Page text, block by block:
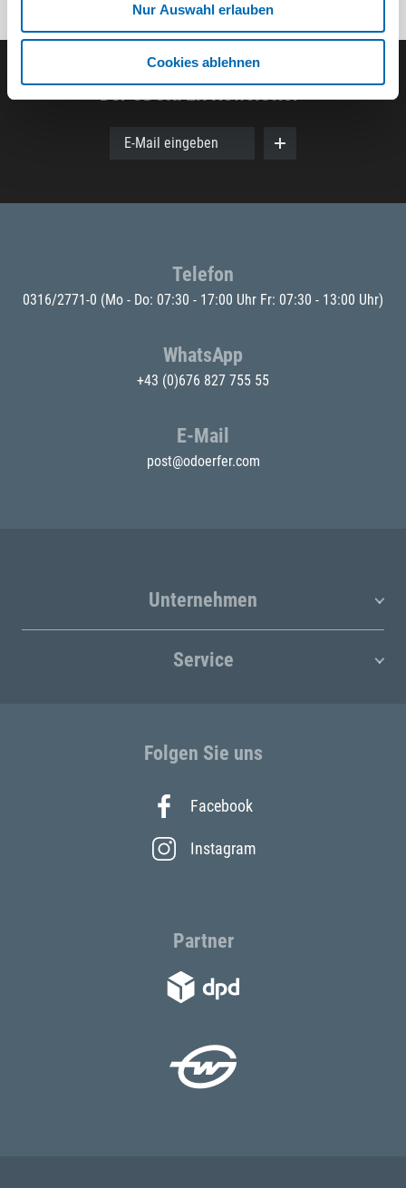
Nur Auswahl erlauben
Cookies ablehnen
Der ODÖRFER Newsletter
E-Mail eingeben
Telefon
0316/2771-0 (Mo - Do: 07:30 - 17:00 Uhr Fr: 07:30 - 13:00 Uhr)
WhatsApp
+43 (0)676 827 755 55
E-Mail
post@odoerfer.com
Unternehmen
Service
Folgen Sie uns
Facebook
Instagram
Partner